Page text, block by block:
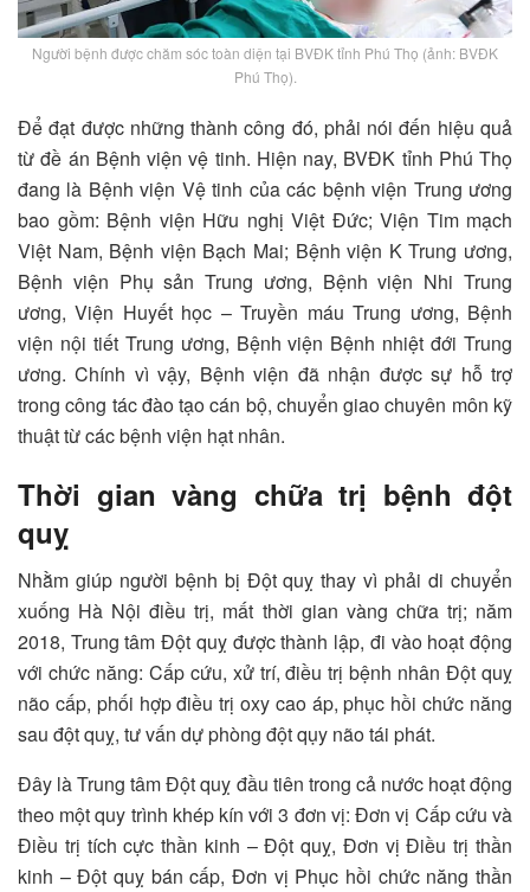
Người bệnh được chăm sóc toàn diện tại BVĐK tỉnh Phú Thọ (ảnh: BVĐK
Phú Thọ).
Để đạt được những thành công đó, phải nói đến hiệu quả
từ đề án Bệnh viện vệ tinh. Hiện nay, BVĐK tỉnh Phú Thọ
đang là Bệnh viện Vệ tinh của các bệnh viện Trung ương
bao gồm: Bệnh viện Hữu nghị Việt Đức; Viện Tim mạch
Việt Nam, Bệnh viện Bạch Mai; Bệnh viện K Trung ương,
Bệnh viện Phụ sản Trung ương, Bệnh viện Nhi Trung
ương, Viện Huyết học – Truyền máu Trung ương, Bệnh
viện nội tiết Trung ương, Bệnh viện Bệnh nhiệt đới Trung
ương. Chính vì vậy, Bệnh viện đã nhận được sự hỗ trợ
trong công tác đào tạo cán bộ, chuyển giao chuyên môn kỹ
thuật từ các bệnh viện hạt nhân.
Thời gian vàng chữa trị bệnh đột
quỵ
Nhằm giúp người bệnh bị Đột quỵ thay vì phải di chuyển
xuống Hà Nội điều trị, mất thời gian vàng chữa trị; năm
2018, Trung tâm Đột quỵ được thành lập, đi vào hoạt động
với chức năng: Cấp cứu, xử trí, điều trị bệnh nhân Đột quỵ
não cấp, phối hợp điều trị oxy cao áp, phục hồi chức năng
sau đột quỵ, tư vấn dự phòng đột qụy não tái phát.
Đây là Trung tâm Đột quỵ đầu tiên trong cả nước hoạt động
theo một quy trình khép kín với 3 đơn vị: Đơn vị Cấp cứu và
Điều trị tích cực thần kinh – Đột quỵ, Đơn vị Điều trị thần
kinh – Đột quỵ bán cấp, Đơn vị Phục hồi chức năng thần